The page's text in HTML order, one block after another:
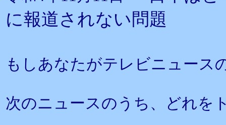
に報道されない問題
もしあなたがテレビニュース
次のニュースのうち、どれを